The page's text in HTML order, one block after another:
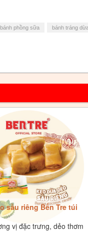
bánh phồng sữa bánh tráng
sầu riêng Bến Tre túi
vị đặc trưng, dẻo thơm